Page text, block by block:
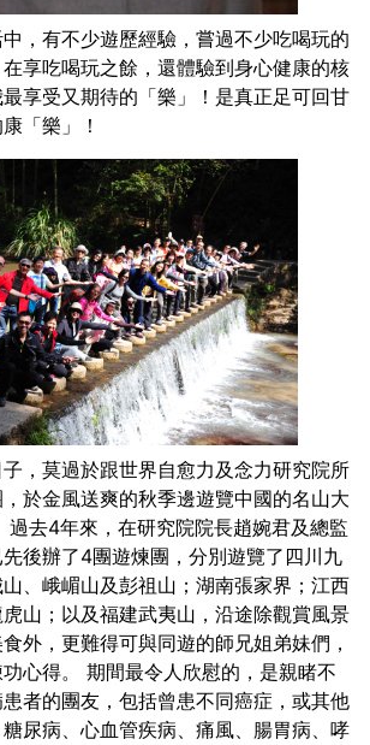
，有不少遊歷經驗，嘗過不少吃喝玩的
享吃喝玩之餘，還體驗到身心健康的核
享受又期待的「樂」！是真正足可回甘
「樂」！
，莫過於跟世界自愈力及念力研究院所
於金風送爽的秋季邊遊覽中國的名山大
過去4年來，在研究院院長趙婉君及總監
後辦了4團遊煉團，分別遊覽了四川九
、峨嵋山及彭祖山；湖南張家界；江西
山；以及福建武夷山，沿途除觀賞風景
外，更難得可與同遊的師兄姐弟妹們，
心得。
期間最令人欣慰的，是親睹不
者的團友，包括曾患不同癌症，或其他
尿病、心血管疾病、痛風、腸胃病、哮